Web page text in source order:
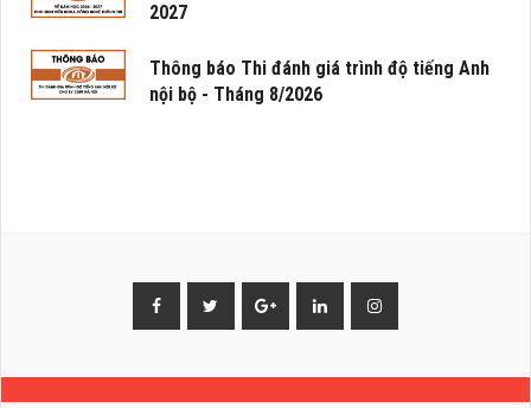
2027
Thông báo Thi đánh giá trình độ tiếng Anh
nội bộ - Tháng 8/2026